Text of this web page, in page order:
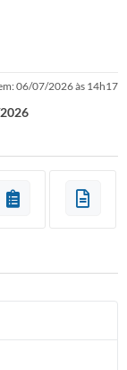
06/07/2026 às 14h17